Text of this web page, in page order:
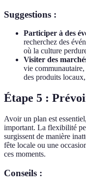
Suggestions :
Participer à des
recherchez des
où la culture
Visiter des
vie
des produits
Étape 5 :
Avoir un plan est
important. La flexibilité
surgissent de manière
fête locale ou une
ces moments.
Conseils :